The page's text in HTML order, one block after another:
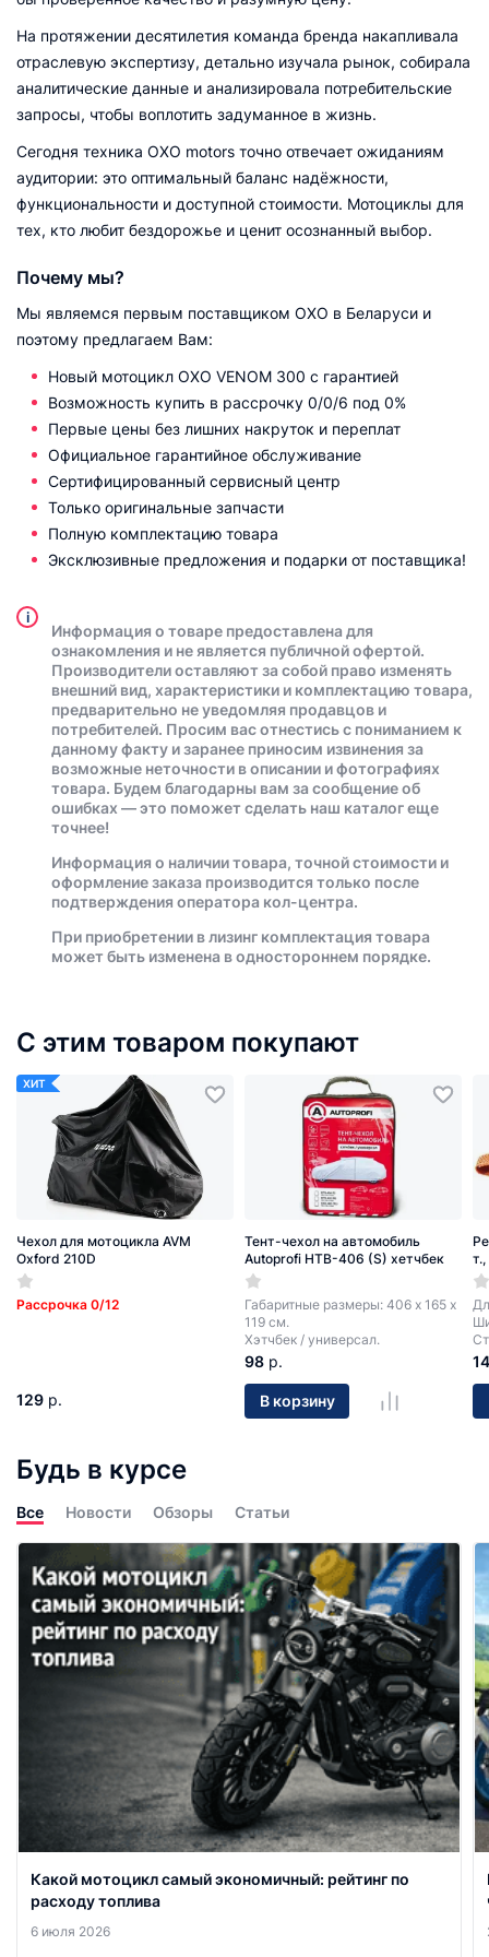
На протяжении десятилетия команда бренда накапливала
отраслевую экспертизу, детально изучала рынок, собирала
аналитические данные и анализировала потребительские
запросы, чтобы воплотить задуманное в жизнь.
Сегодня техника OXO motors точно отвечает ожиданиям
аудитории: это оптимальный баланс надёжности,
функциональности и доступной стоимости. Мотоциклы для
тех, кто любит бездорожье и ценит осознанный выбор.
Почему мы?
Мы являемся первым поставщиком OXO в Беларуси и
поэтому предлагаем Вам:
Новый мотоцикл OXO VENOM 300 с гарантией
Возможность купить в рассрочку 0/0/6 под 0%
Первые цены без лишних накруток и переплат
Официальное гарантийное обслуживание
Сертифицированный сервисный центр
Только оригинальные запчасти
Полную комплектацию товара
Эксклюзивные предложения и подарки от поставщика!
i
Информация о товаре предоставлена для
ознакомления и не является публичной офертой.
Производители оставляют за собой право изменять
внешний вид, характеристики и комплектацию товара,
предварительно не уведомляя продавцов и
потребителей. Просим вас отнестись с пониманием к
данному факту и заранее приносим извинения за
возможные неточности в описании и фотографиях
товара. Будем благодарны вам за сообщение об
ошибках — это поможет сделать наш каталог еще
точнее!
Информация о наличии товара, точной стоимости и
оформление заказа производится только после
подтверждения оператора кол-центра.
При приобретении в лизинг комплектация товара
может быть изменена в одностороннем порядке.
С этим товаром покупают
ХИТ
Чехол для мотоцикла AVM
Oxford 210D
Рассрочка 0/12
129 р.
Тент-чехол на автомобиль
Autoprofi HTB-406 (S) хетчбек
Габаритные размеры: 406 х 165 х
119 см.
Хэтчбек / универсал.
98 р.
В корзину
14
Будь в курсе
Все Новости Обзоры Статьи
Какой мотоцикл самый экономичный: рейтинг по
расходу топлива
6 июля 2026